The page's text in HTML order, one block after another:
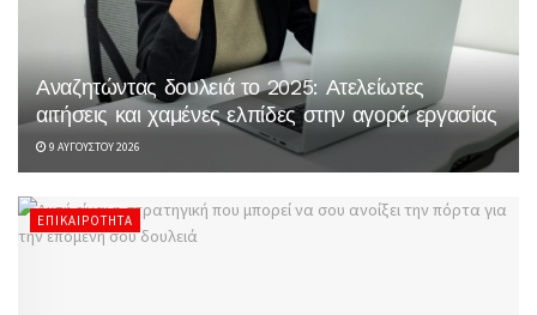
Αναζητώντας δουλειά το 2025: Ατελείωτες
αιτήσεις και χαμένες ελπίδες στην αγορά εργασίας
9 ΑΥΓΟΎΣΤΟΥ 2026
ΕΠΙΚΑΙΡΌΤΗΤΑ